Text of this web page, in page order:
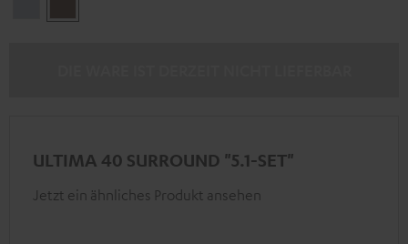
ULTIMA 40 SURROUND "5.1-SET"
Jetzt ein ähnliches Produkt ansehen